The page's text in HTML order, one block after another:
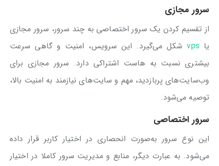
سرور مجازی
از تقسیم کردن یک سرور اختصاصی به چند سرور، سرور مجازی
یا vpsشکل می‌گیرد. این سرویس، امنیت و گاهی سرعت
بیشتری نسبت به هاست اشتراکی دارد. سرور مجازی برای
وب‌سایت‌های پربازدید، مهم و سایت‌های نیازمند به امنیت بالا،
توصیه می‌شود.
سرور اختصاصی
این نوع سرور به‌صورت انحصاری در اختیار کاربر قرار داده
می‌شود. به عبارت دیگر، منابع و مدیریت سرور کاملا در اختیار